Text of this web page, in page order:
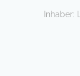
Inhaber: